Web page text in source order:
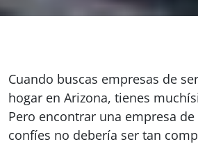
Cuando buscas empresas de
hogar en Arizona, tienes
Pero encontrar una empresa
confíes no debería ser tan